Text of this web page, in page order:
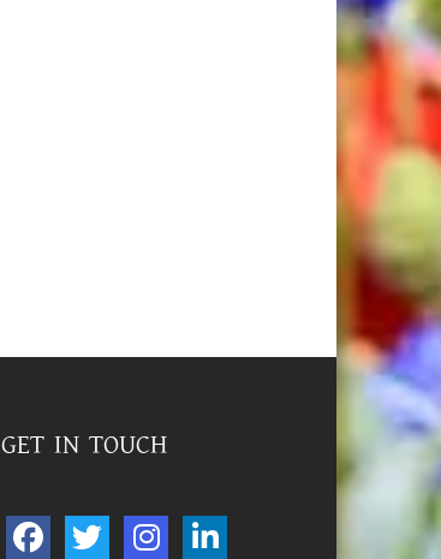
GET IN TOUCH